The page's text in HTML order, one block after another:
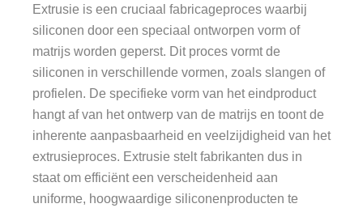
Extrusie is een cruciaal fabricageproces waarbij
siliconen door een speciaal ontworpen vorm of
matrijs worden geperst. Dit proces vormt de
siliconen in verschillende vormen, zoals slangen of
profielen. De specifieke vorm van het eindproduct
hangt af van het ontwerp van de matrijs en toont de
inherente aanpasbaarheid en veelzijdigheid van het
extrusieproces. Extrusie stelt fabrikanten dus in
staat om efficiënt een verscheidenheid aan
uniforme, hoogwaardige siliconenproducten te